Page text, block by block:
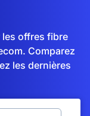
offres fibre
Comparez
les dernières